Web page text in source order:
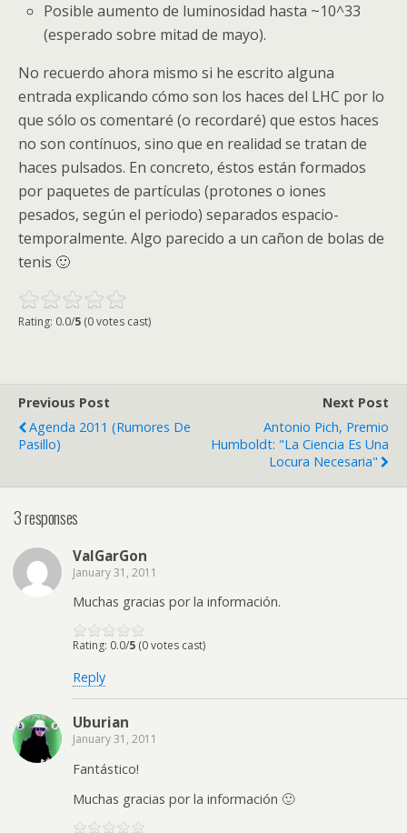
Posible aumento de luminosidad hasta ~10^33
(esperado sobre mitad de mayo).
No recuerdo ahora mismo si he escrito alguna
entrada explicando cómo son los haces del LHC por lo
que sólo os comentaré (o recordaré) que estos haces
no son contínuos, sino que en realidad se tratan de
haces pulsados. En concreto, éstos están formados
por paquetes de partículas (protones o iones
pesados, según el periodo) separados espacio-
temporalmente. Algo parecido a un cañon de bolas de
tenis 🙂
Rating: 0.0/5 (0 votes cast)
Previous Post
Agenda 2011 (rumores De
Pasillo)
Next Post
Antonio Pich, Premio
Humboldt: "La Ciencia Es Una
Locura Necesaria"
3 responses
ValGarGon
January 31, 2011
Muchas gracias por la información.
Rating: 0.0/5 (0 votes cast)
Reply
Uburian
January 31, 2011
Fantástico!
Muchas gracias por la información 🙂